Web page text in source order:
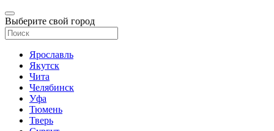
Выберите свой город
Ярославль
Якутск
Чита
Челябинск
Уфа
Тюмень
Тверь